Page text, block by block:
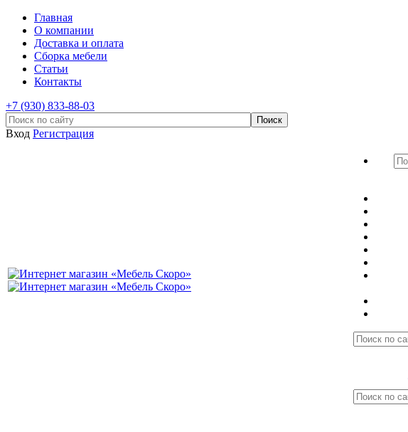
Главная
О компании
Доставка и оплата
Сборка мебели
Статьи
Контакты
+7 (930) 833-88-03
Вход Регистрация